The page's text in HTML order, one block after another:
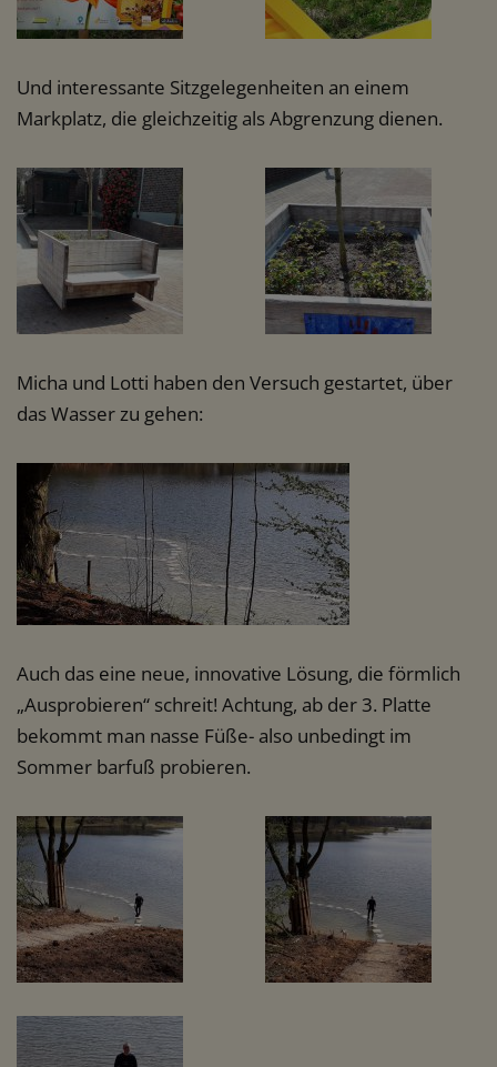
Und interessante Sitzgelegenheiten an einem
Markplatz, die gleichzeitig als Abgrenzung dienen.
Micha und Lotti haben den Versuch gestartet, über
das Wasser zu gehen:
Auch das eine neue, innovative Lösung, die förmlich
„Ausprobieren“ schreit! Achtung, ab der 3. Platte
bekommt man nasse Füße- also unbedingt im
Sommer barfuß probieren.